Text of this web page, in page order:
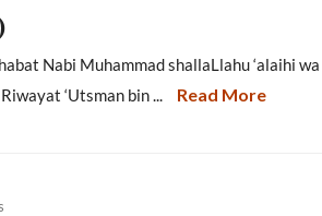
Nabi Muhammad shallaLlahu ‘alaihi
‘Utsman bin ...
Read More